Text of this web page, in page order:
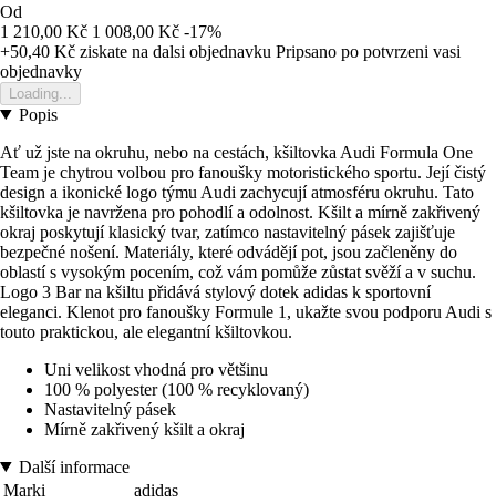
Od
1 210,00 Kč 1 008,00 Kč -17%
+50,40 Kč ziskate na dalsi objednavku Pripsano po potvrzeni vasi
objednavky
Loading...
Popis
Ať už jste na okruhu, nebo na cestách, kšiltovka Audi Formula One
Team je chytrou volbou pro fanoušky motoristického sportu. Její čistý
design a ikonické logo týmu Audi zachycují atmosféru okruhu. Tato
kšiltovka je navržena pro pohodlí a odolnost. Kšilt a mírně zakřivený
okraj poskytují klasický tvar, zatímco nastavitelný pásek zajišťuje
bezpečné nošení. Materiály, které odvádějí pot, jsou začleněny do
oblastí s vysokým pocením, což vám pomůže zůstat svěží a v suchu.
Logo 3 Bar na kšiltu přidává stylový dotek adidas k sportovní
eleganci. Klenot pro fanoušky Formule 1, ukažte svou podporu Audi s
touto praktickou, ale elegantní kšiltovkou.
Uni velikost vhodná pro většinu
100 % polyester (100 % recyklovaný)
Nastavitelný pásek
Mírně zakřivený kšilt a okraj
Další informace
Marki
adidas